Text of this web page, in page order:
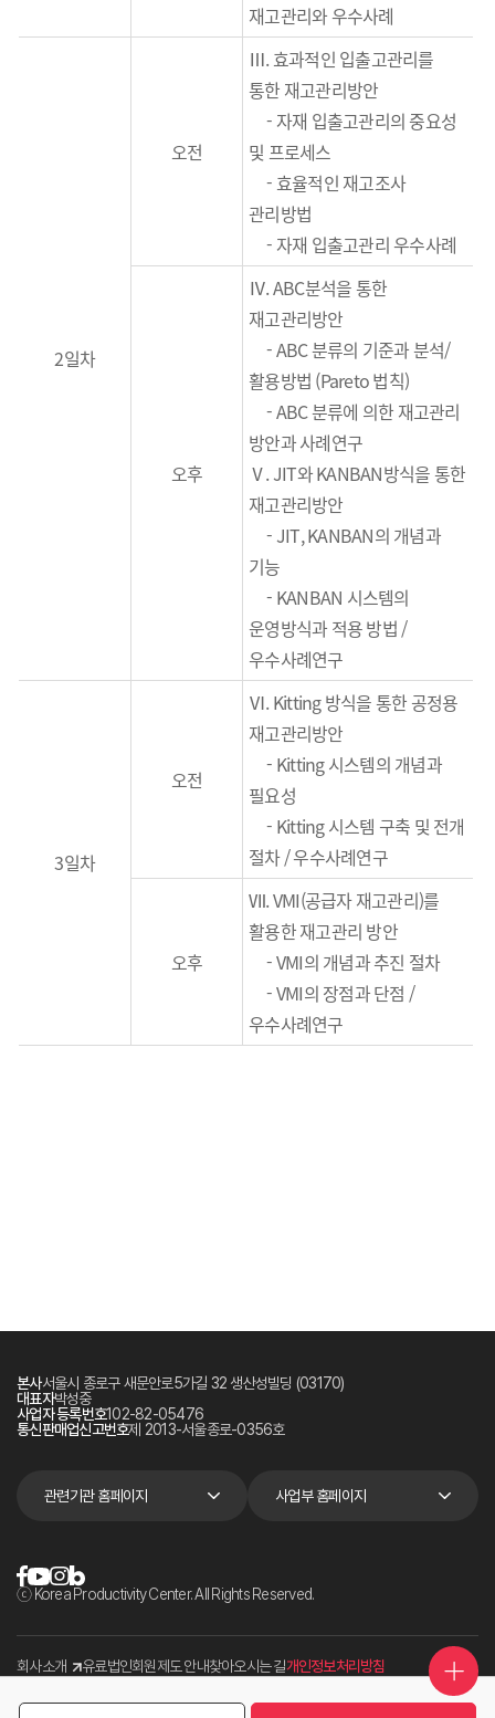
재고관리와 우수사례
2일차
오전
Ⅲ. 효과적인 입출고관리를
통한 재고관리방안
- 자재 입출고관리의 중요성
및 프로세스
- 효율적인 재고조사
관리방법
- 자재 입출고관리 우수사례
오후
Ⅳ. ABC분석을 통한
재고관리방안
-ABC분류의 기준과 분석/
활용방법 (Pareto법칙)
-ABC분류에 의한 재고관리
방안과 사례연구
Ⅴ. JIT와 KANBAN방식을 통한
재고관리방안
- JIT, KANBAN의 개념과
기능
- KANBAN 시스템의
운영방식과 적용 방법 /
우수사례연구
3일차
오전
Ⅵ. Kitting 방식을 통한 공정용
재고관리방안
- Kitting 시스템의 개념과
필요성
- Kitting 시스템 구축 및 전개
절차 / 우수사례연구
오후
Ⅶ. VMI(공급자 재고관리)를
활용한 재고관리 방안
-VMI의 개념과 추진 절차
- VMI의 장점과 단점 /
우수사례연구
본사서울시 종로구 새문안로5가길 32 생산성빌딩 (03170)
대표자박성중
사업자 등록번호102-82-05476
통신판매업신고번호제 2013-서울종로-0356호
관련기관 홈페이지 사업부 홈페이지
ⓒ Korea Productivity Center. All Rights Reserved.
회사소개 유료법인회원제도 안내찾아오시는 길개인정보처리방침